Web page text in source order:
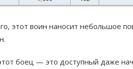
этот воин наносит небольшое
боец — это доступный даже